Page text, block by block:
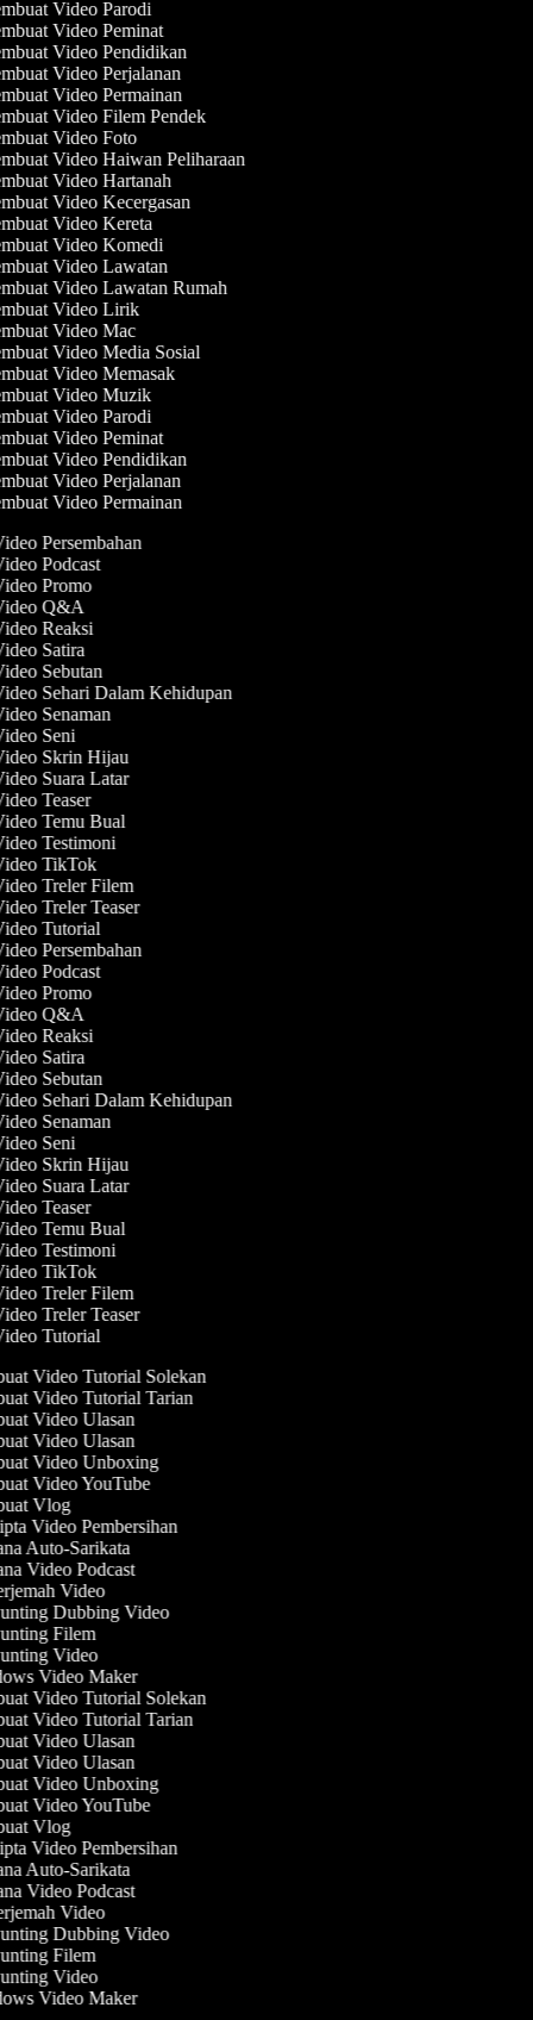
Video Parodi
Video Peminat
Video Pendidikan
Video Perjalanan
Video Permainan
Video Filem Pendek
Video Foto
Video Haiwan Peliharaan
Video Hartanah
Video Kecergasan
Video Kereta
Video Komedi
Video Lawatan
Video Lawatan Rumah
Video Lirik
Video Mac
Video Media Sosial
Video Memasak
Video Muzik
Video Parodi
Video Peminat
Video Pendidikan
Video Perjalanan
Video Permainan
Persembahan
Podcast
Promo
Q&A
Reaksi
Satira
Sebutan
Sehari Dalam Kehidupan
Senaman
Seni
Skrin Hijau
Suara Latar
Teaser
Temu Bual
Testimoni
TikTok
Treler Filem
Treler Teaser
Tutorial
Persembahan
Podcast
Promo
Q&A
Reaksi
Satira
Sebutan
Sehari Dalam Kehidupan
Senaman
Seni
Skrin Hijau
Suara Latar
Teaser
Temu Bual
Testimoni
TikTok
Treler Filem
Treler Teaser
Tutorial
Video Tutorial Solekan
Video Tutorial Tarian
Video Ulasan
Video Ulasan
Video Unboxing
Video YouTube
Vlog
Video Pembersihan
Auto-Sarikata
Video Podcast
Video
Dubbing Video
Filem
Video
Video Maker
Video Tutorial Solekan
Video Tutorial Tarian
Video Ulasan
Video Ulasan
Video Unboxing
Video YouTube
Vlog
Video Pembersihan
Auto-Sarikata
Video Podcast
Video
Dubbing Video
Filem
Video
Video Maker